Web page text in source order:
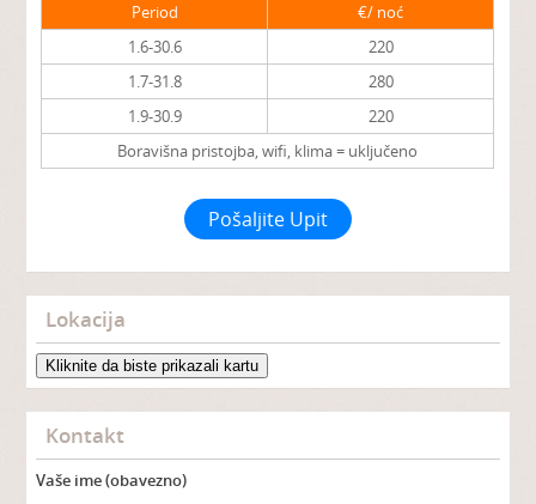
Period
€/ noć
1.6-30.6
220
1.7-31.8
280
1.9-30.9
220
Boravišna pristojba, wifi, klima = uključeno
Pošaljite Upit
Lokacija
Kliknite da biste prikazali kartu
Kontakt
Vaše ime (obavezno)